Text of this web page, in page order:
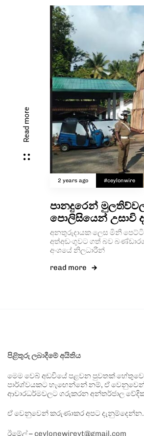
Read more
2 years ago #ceylonwire
පානදුරෙන්
පොලිසියෙන් උසාවි
අනතුරුදායක ලෙස මිනී
අත්අඩංගුවට ගත් බව
අංශයේ නිලධාරීන්
read more
පිළිතුරු ලබාදීමේ අයිතිය
මෙම වෙබ් අඩවියේ පළවන පුවතක්
පාර්ශ්වයකට හැඟෙන්නේ නම්, ඒ වෙනුවෙන්
ආචාරධර්මවලට ගරුකරන අන්තර්ජාල
ඒ වෙනුවෙන් කරුණාකර අපට
ඊමේල් – ceylonewireyt@gmail.com